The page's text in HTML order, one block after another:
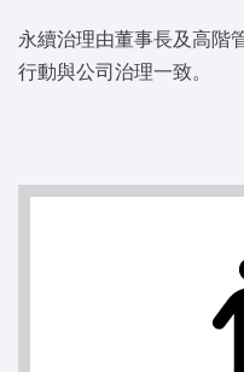
永續治理由董事長及高階
行動與公司治理一致。